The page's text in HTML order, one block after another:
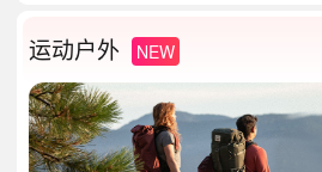
运动户外 NEW